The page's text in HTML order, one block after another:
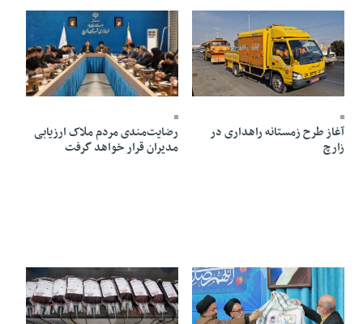
25 Dey 1403 - 11:58
آغاز طرح زمستانه راهداری در
زارچ
20 Dey 1403 - 13:03
رضایت‌مندی مردم ملاک ارزیابی
مدیران قرار خواهد گرفت